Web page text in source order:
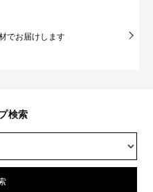
でお届けします
検索